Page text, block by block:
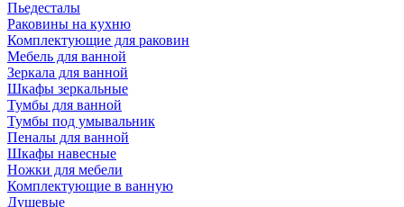
Пьедесталы
Раковины на кухню
Комплектующие для раковин
Мебель для ванной
Зеркала для ванной
Шкафы зеркальные
Тумбы для ванной
Тумбы под умывальник
Пеналы для ванной
Шкафы навесные
Ножки для мебели
Комплектующие в ванную
Душевые